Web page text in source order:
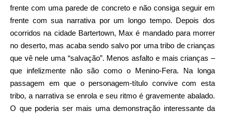
frente com uma parede de concreto e não consiga seguir em
frente com sua narrativa por um longo tempo. Depois dos
ocorridos na cidade Bartertown, Max é mandado para morrer
no deserto, mas acaba sendo salvo por uma tribo de crianças
que vê nele uma “salvação”. Menos asfalto e mais crianças –
que infelizmente não são como o Menino-Fera. Na longa
passagem em que o personagem-título convive com esta
tribo, a narrativa se enrola e seu ritmo é gravemente abalado.
O que poderia ser mais uma demonstração interessante da